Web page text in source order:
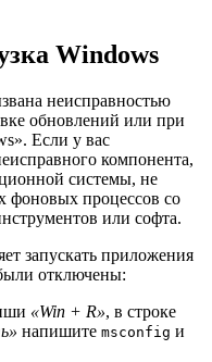
Windows
неисправностью
обновлений или при
Если у вас
компонента,
системы, не
фоновых процессов со
или софта.
запускать приложения
отключены:
«Win + R», в строке
напишите msconfig и